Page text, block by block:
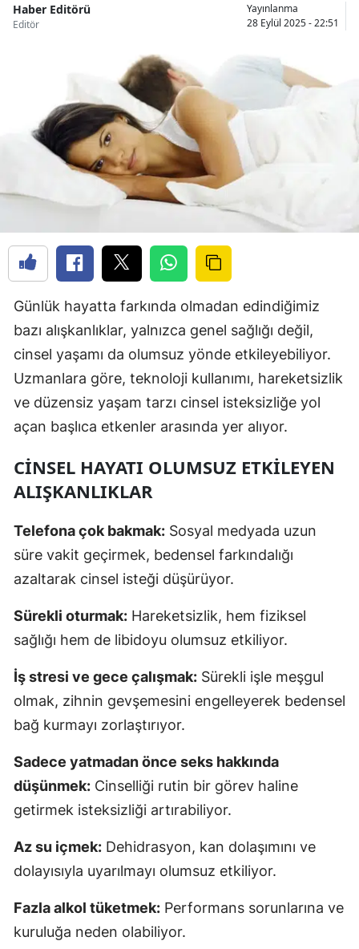
Haber Editörü
Editör
Yayınlanma
28 Eylül 2025 - 22:51
Günlük hayatta farkında olmadan edindiğimiz
bazı alışkanlıklar, yalnızca genel sağlığı değil,
cinsel yaşamı da olumsuz yönde etkileyebiliyor.
Uzmanlara göre, teknoloji kullanımı, hareketsizlik
ve düzensiz yaşam tarzı cinsel isteksizliğe yol
açan başlıca etkenler arasında yer alıyor.
CINSEL HAYATI OLUMSUZ ETKILEYEN
ALIŞKANLIKLAR
Telefona çok bakmak: Sosyal medyada uzun
süre vakit geçirmek, bedensel farkındalığı
azaltarak cinsel isteği düşürüyor.
Sürekli oturmak: Hareketsizlik, hem fiziksel
sağlığı hem de libidoyu olumsuz etkiliyor.
İş stresi ve gece çalışmak: Sürekli işle meşgul
olmak, zihnin gevşemesini engelleyerek bedensel
bağ kurmayı zorlaştırıyor.
Sadece yatmadan önce seks hakkında
düşünmek: Cinselliği rutin bir görev haline
getirmek isteksizliği artırabiliyor.
Az su içmek: Dehidrasyon, kan dolaşımını ve
dolayısıyla uyarılmayı olumsuz etkiliyor.
Fazla alkol tüketmek: Performans sorunlarına ve
kuruluğa neden olabiliyor.